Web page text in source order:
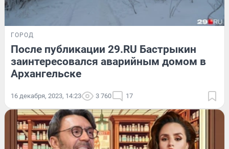
ГОРОД
После публикации 29.RU Бастрыкин
заинтересовался аварийным домом в
Архангельске
16 декабря, 2023, 14:23 3 760 17